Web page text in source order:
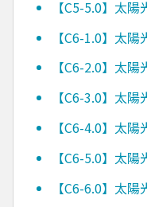
【C5-5.0】太陽
【C6-1.0】太陽
【C6-2.0】太陽
【C6-3.0】太陽
【C6-4.0】太陽
【C6-5.0】太陽
【C6-6.0】太陽